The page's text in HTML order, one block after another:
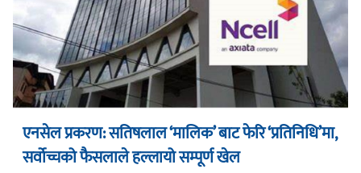
एनसेल प्रकरण: सतिषलाल ‘मालिक’ बाट फेरि ‘प्रतिनिधि’मा,
सर्वोच्चको फैसलाले हल्लायो सम्पूर्ण खेल